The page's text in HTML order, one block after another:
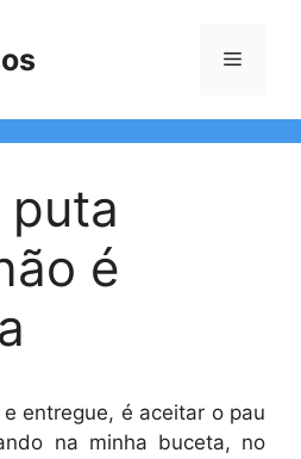
Menu
puta
é
entregue, é aceitar o pau
na minha buceta, no